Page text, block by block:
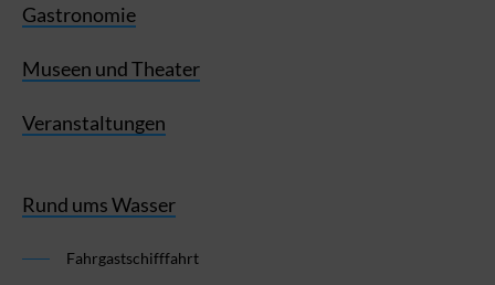
Gastronomie
Museen und Theater
Veranstaltungen
Rund ums Wasser
Fahrgastschifffahrt